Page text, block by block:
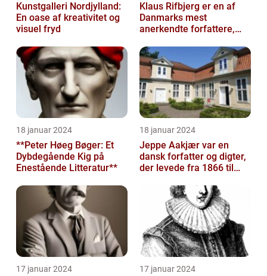
Kunstgalleri Nordjylland:
En oase af kreativitet og
visuel fryd
Klaus Rifbjerg er en af
Danmarks mest
anerkendte forfattere,
bøger og bidrag ti...
18 januar 2024
**Peter Høeg Bøger: Et
Dybdegående Kig på
Enestående Litteratur**
18 januar 2024
Jeppe Aakjær var en
dansk forfatter og digter,
der levede fra 1866 til
17 januar 2024 17 januar 2024